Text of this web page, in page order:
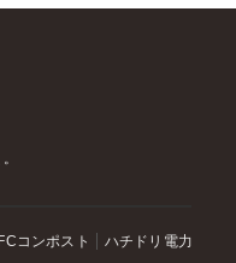
コンポスト ハチドリ電力